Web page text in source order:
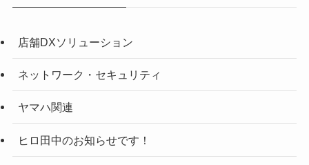
店舗DXソリューション
ネットワーク・セキュリティ
ヤマハ関連
ヒロ田中のお知らせです！